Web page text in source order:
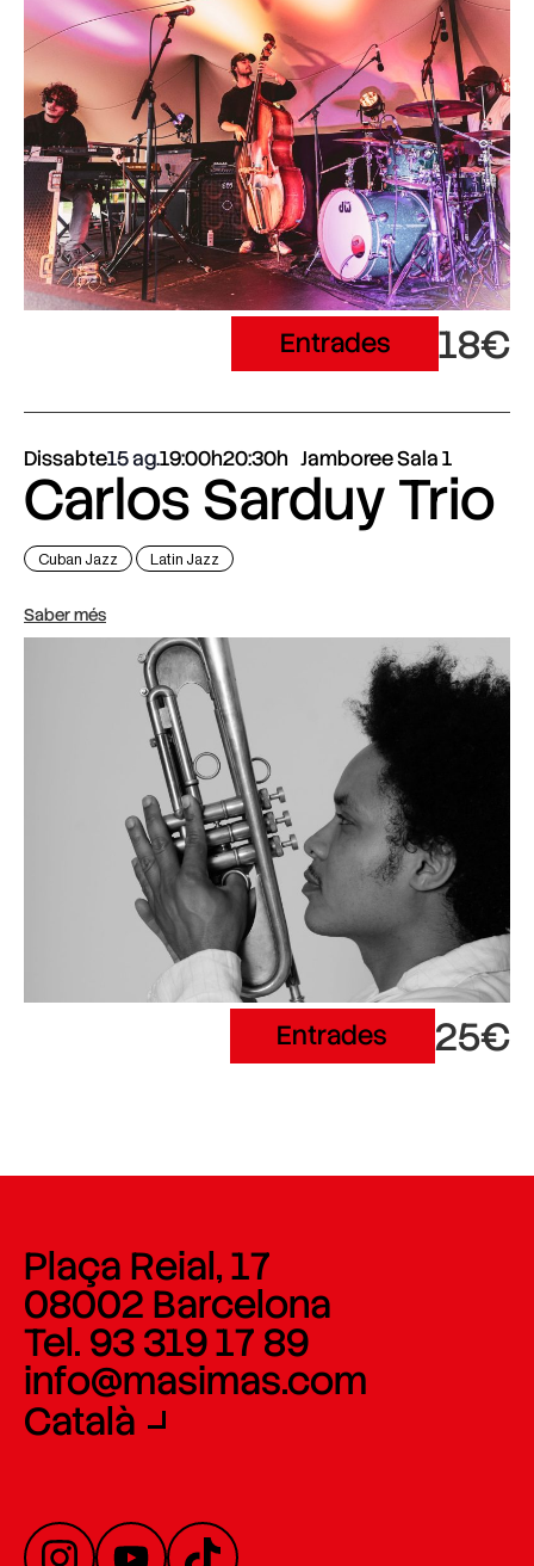
Entrades 18€
Dissabte15 ag.19:00h20:30h Jamboree Sala 1
Carlos Sarduy Trio
Cuban Jazz Latin Jazz
Saber més
Entrades 25€
Plaça Reial, 17
08002 Barcelona
Tel. 93 319 17 89
info@masimas.com
Català